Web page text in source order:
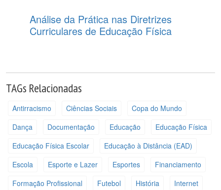
Análise da Prática nas Diretrizes
Curriculares de Educação Física
TAGs Relacionadas
Antirracismo Ciências Sociais
Copa do Mundo
Dança
Documentação Educação
Educação Física
Educação Física Escolar
Educação à Distância (EAD)
Escola
Esporte e Lazer Esportes
Financiamento
Formação Profissional
Futebol História
Internet